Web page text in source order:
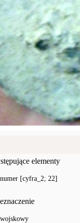
elementy
numer [cyfra_2; 22]
wojskowy